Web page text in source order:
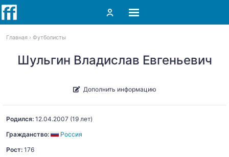
Главная Футболисты
Шульгин Владислав Евгеньевич
Дополнить информацию
Родился: 12.04.2007 (19 лет)
Гражданство:
Россия
Рост: 176